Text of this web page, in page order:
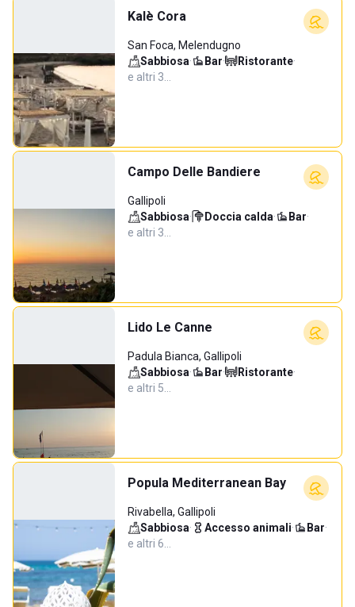
Kalè Cora
San Foca, Melendugno
Sabbiosa· Bar· Ristorante·
e altri 3…
Campo Delle Bandiere
Gallipoli
Sabbiosa· Doccia calda· Bar·
e altri 3…
Lido Le Canne
Padula Bianca, Gallipoli
Sabbiosa· Bar· Ristorante·
e altri 5…
Popula Mediterranean Bay
Rivabella, Gallipoli
Sabbiosa· Accesso animali· Bar·
e altri 6…